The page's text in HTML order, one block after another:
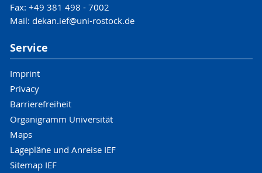
Fax: +49 381 498 - 7002
Mail: dekan.ief@uni-rostock.de
Service
Imprint
Privacy
Barrierefreiheit
Organigramm Universität
Maps
Lagepläne und Anreise IEF
Sitemap IEF